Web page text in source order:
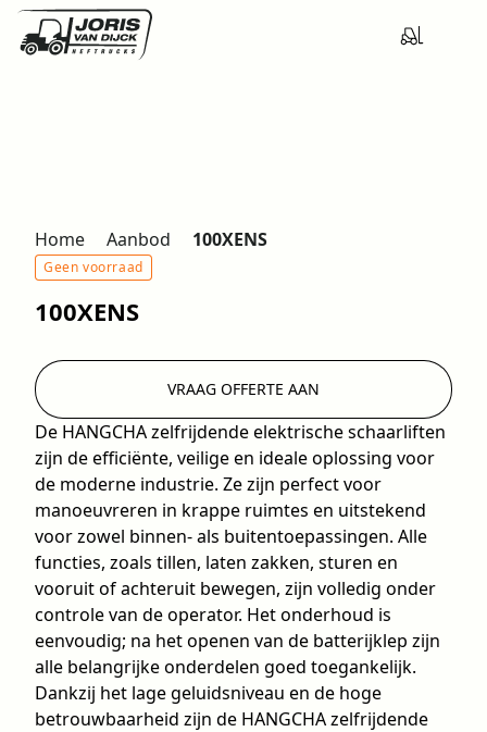
Home Aanbod 100XENS
Geen voorraad
100XENS
De HANGCHA zelfrijdende elektrische schaarliften
zijn de efficiënte, veilige en ideale oplossing voor
de moderne industrie. Ze zijn perfect voor
manoeuvreren in krappe ruimtes en uitstekend
voor zowel binnen- als buitentoepassingen. Alle
functies, zoals tillen, laten zakken, sturen en
vooruit of achteruit bewegen, zijn volledig onder
controle van de operator. Het onderhoud is
eenvoudig; na het openen van de batterijklep zijn
alle belangrijke onderdelen goed toegankelijk.
Dankzij het lage geluidsniveau en de hoge
betrouwbaarheid zijn de HANGCHA zelfrijdende
VRAAG OFFERTE AAN